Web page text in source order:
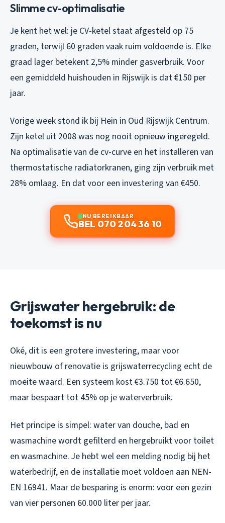
Slimme cv-optimalisatie
Je kent het wel: je CV-ketel staat afgesteld op 75
graden, terwijl 60 graden vaak ruim voldoende is. Elke
graad lager betekent 2,5% minder gasverbruik. Voor
een gemiddeld huishouden in Rijswijk is dat €150 per
jaar.
Vorige week stond ik bij Hein in Oud Rijswijk Centrum.
Zijn ketel uit 2008 was nog nooit opnieuw ingeregeld.
Na optimalisatie van de cv-curve en het installeren van
thermostatische radiatorkranen, ging zijn verbruik met
28% omlaag. En dat voor een investering van €450.
NU BEREIKBAAR
BEL 070 204 36 10
Grijswater hergebruik: de
toekomst is nu
Oké, dit is een grotere investering, maar voor
nieuwbouw of renovatie is grijswaterrecycling echt de
moeite waard. Een systeem kost €3.750 tot €6.650,
maar bespaart tot 45% op je waterverbruik.
Het principe is simpel: water van douche, bad en
wasmachine wordt gefilterd en hergebruikt voor toilet
en wasmachine. Je hebt wel een melding nodig bij het
waterbedrijf, en de installatie moet voldoen aan NEN-
EN 16941. Maar de besparing is enorm: voor een gezin
van vier personen 60.000 liter per jaar.